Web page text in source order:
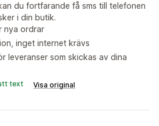
du fortfarande få sms till telefonen
i din butik.
nya ordrar
inget internet krävs
leveranser som skickas av dina
text Visa original